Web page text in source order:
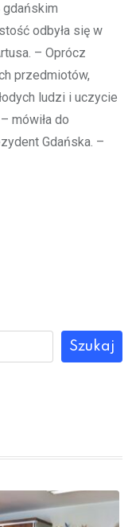
gdańskim
odbyła się w
– Oprócz
przedmiotów,
ludzi i uczycie
mówiła do
Gdańska. –
Szukaj